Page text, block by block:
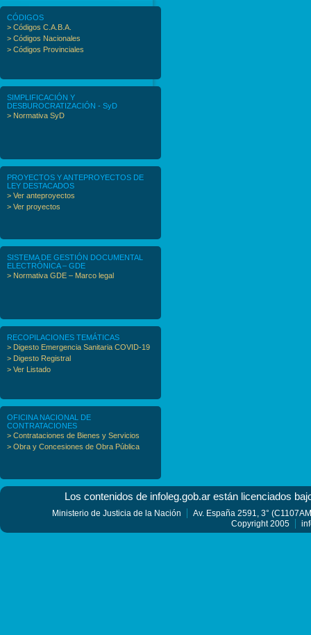
CÓDIGOS
> Códigos C.A.B.A.
> Códigos Nacionales
> Códigos Provinciales
SIMPLIFICACIÓN Y
DESBUROCRATIZACIÓN - SyD
> Normativa SyD
PROYECTOS Y ANTEPROYECTOS DE
LEY DESTACADOS
> Ver anteproyectos
> Ver proyectos
SISTEMA DE GESTIÓN DOCUMENTAL
ELECTRÓNICA – GDE
> Normativa GDE – Marco legal
RECOPILACIONES TEMÁTICAS
> Digesto Emergencia Sanitaria COVID-19
> Digesto Registral
> Ver Listado
OFICINA NACIONAL DE
CONTRATACIONES
> Contrataciones de Bienes y Servicios
> Obra y Concesiones de Obra Pública
Los contenidos de infoleg.gob.ar están licenciados
Ministerio de Justicia de la Nación
Av. España 2591, 3°
Copyright 2005